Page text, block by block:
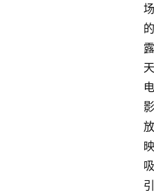
场
的
露
天
电
影
放
映
吸
引